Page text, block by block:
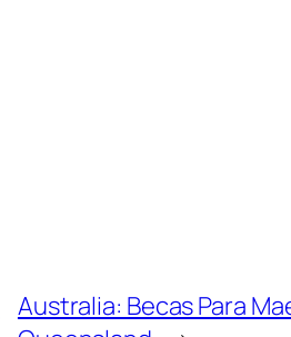
Australia: Becas Para